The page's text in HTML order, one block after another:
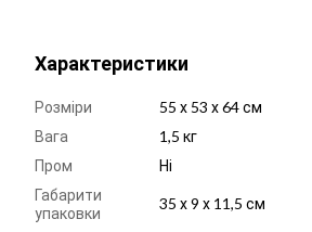
Характеристики
Розміри
55 х 53 х 64 см
Вага
1,5 кг
Пром
Ні
Габарити
упаковки
35 х 9 х 11,5 см